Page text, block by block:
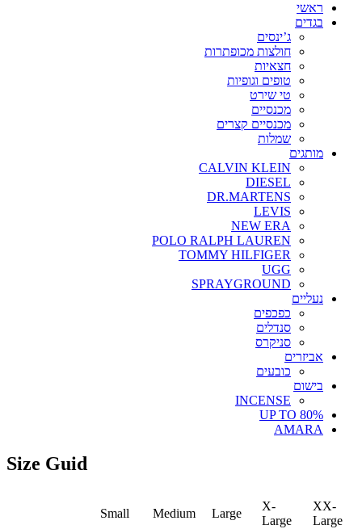
ראשי
בגדים
ג’ינסים
חולצות מכופתרות
חצאיות
טופים וגופיות
טי שירט
מכנסיים
מכנסיים קצרים
שמלות
מותגים
CALVIN KLEIN
DIESEL
DR.MARTENS
LEVIS
NEW ERA
POLO RALPH LAUREN
TOMMY HILFIGER
UGG
SPRAYGROUND
נעליים
כפכפים
סנדלים
סניקרס
אביזרים
כובעים
בישום
INCENSE
UP TO 80%
AMARA
Size Guid
Small Medium Large
X-
Large
XX-
Large